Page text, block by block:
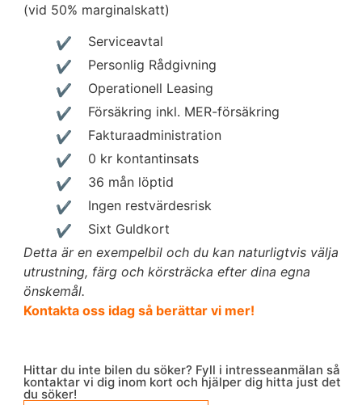
(vid 50% marginalskatt)
Serviceavtal
Personlig Rådgivning
Operationell Leasing
Försäkring inkl. MER-försäkring
Fakturaadministration
0 kr kontantinsats
36 mån löptid
Ingen restvärdesrisk
Sixt Guldkort
Detta är en exempelbil och du kan naturligtvis välja
utrustning, färg och körsträcka efter dina egna
önskemål.
Kontakta oss idag så berättar vi mer!
Hittar du inte bilen du söker? Fyll i intresseanmälan så
kontaktar vi dig inom kort och hjälper dig hitta just det
du söker!